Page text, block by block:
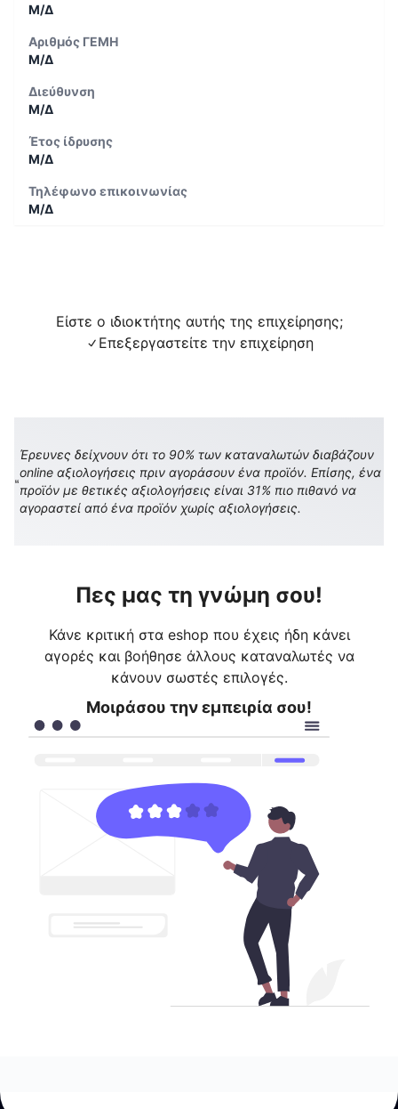
Μ/Δ
Αριθμός ΓΕΜΗ
Μ/Δ
Διεύθυνση
Μ/Δ
Έτος ίδρυσης
Μ/Δ
Τηλέφωνο επικοινωνίας
Μ/Δ
Είστε ο ιδιοκτήτης αυτής της επιχείρησης;
Επεξεργαστείτε την επιχείρηση
Έρευνες δείχνουν ότι το 90% των καταναλωτών διαβάζουν
online αξιολογήσεις πριν αγοράσουν ένα προϊόν. Επίσης, ένα
προϊόν με θετικές αξιολογήσεις είναι 31% πιο πιθανό να
αγοραστεί από ένα προϊόν χωρίς αξιολογήσεις.
Πες μας τη γνώμη σου!
Κάνε κριτική στα eshop που έχεις ήδη κάνει
αγορές και βοήθησε άλλους καταναλωτές να
κάνουν σωστές επιλογές.
Μοιράσου την εμπειρία σου!